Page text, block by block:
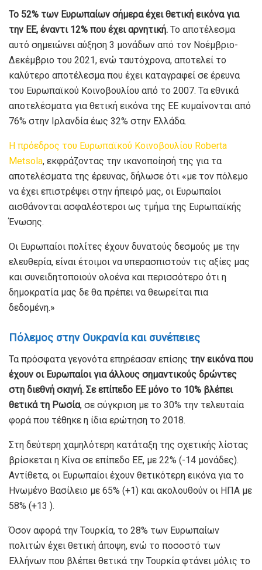
Το 52% των Ευρωπαίων σήμερα έχει θετική εικόνα για
την ΕΕ, έναντι 12% που έχει αρνητική. Το αποτέλεσμα
αυτό σημειώνει αύξηση 3 μονάδων από τον Νοέμβριο-
Δεκέμβριο του 2021, ενώ ταυτόχρονα, αποτελεί το
καλύτερο αποτέλεσμα που έχει καταγραφεί σε έρευνα
του Ευρωπαϊκού Κοινοβουλίου από το 2007. Τα εθνικά
αποτελέσματα για θετική εικόνα της ΕΕ κυμαίνονται από
76% στην Ιρλανδία έως 32% στην Ελλάδα.
Η πρόεδρος του Ευρωπαϊκού Κοινοβουλίου Roberta
Metsola, εκφράζοντας την ικανοποίησή της για τα
αποτελέσματα της έρευνας, δήλωσε ότι «με τον πόλεμο
να έχει επιστρέψει στην ήπειρό μας, οι Ευρωπαίοι
αισθάνονται ασφαλέστεροι ως τμήμα της Ευρωπαϊκής
Ένωσης.
Οι Ευρωπαίοι πολίτες έχουν δυνατούς δεσμούς με την
ελευθερία, είναι έτοιμοι να υπερασπιστούν τις αξίες μας
και συνειδητοποιούν ολοένα και περισσότερο ότι η
δημοκρατία μας δε θα πρέπει να θεωρείται πια
δεδομένη.»
Πόλεμος στην Ουκρανία και συνέπειες
Τα πρόσφατα γεγονότα επηρέασαν επίσης την εικόνα που
έχουν οι Ευρωπαίοι για άλλους σημαντικούς δρώντες
στη διεθνή σκηνή. Σε επίπεδο ΕΕ μόνο το 10% βλέπει
θετικά τη Ρωσία, σε σύγκριση με το 30% την τελευταία
φορά που τέθηκε η ίδια ερώτηση το 2018.
Στη δεύτερη χαμηλότερη κατάταξη της σχετικής λίστας
βρίσκεται η Κίνα σε επίπεδο ΕΕ, με 22% (-14 μονάδες).
Αντίθετα, οι Ευρωπαίοι έχουν θετικότερη εικόνα για το
Ηνωμένο Βασίλειο με 65% (+1) και ακολουθούν οι ΗΠΑ με
58% (+13 ).
Όσον αφορά την Τουρκία, το 28% των Ευρωπαίων
πολιτών έχει θετική άποψη, ενώ το ποσοστό των
Ελλήνων που βλέπει θετικά την Τουρκία φτάνει μόλις το